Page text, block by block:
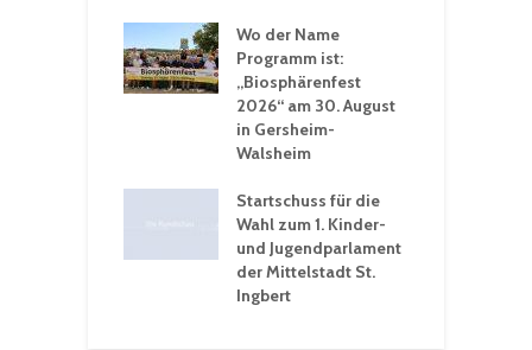
Wo der Name
Programm ist:
„Biosphärenfest
2026“ am 30. August
in Gersheim-
Walsheim
Startschuss für die
Wahl zum 1. Kinder-
und Jugendparlament
der Mittelstadt St.
Ingbert